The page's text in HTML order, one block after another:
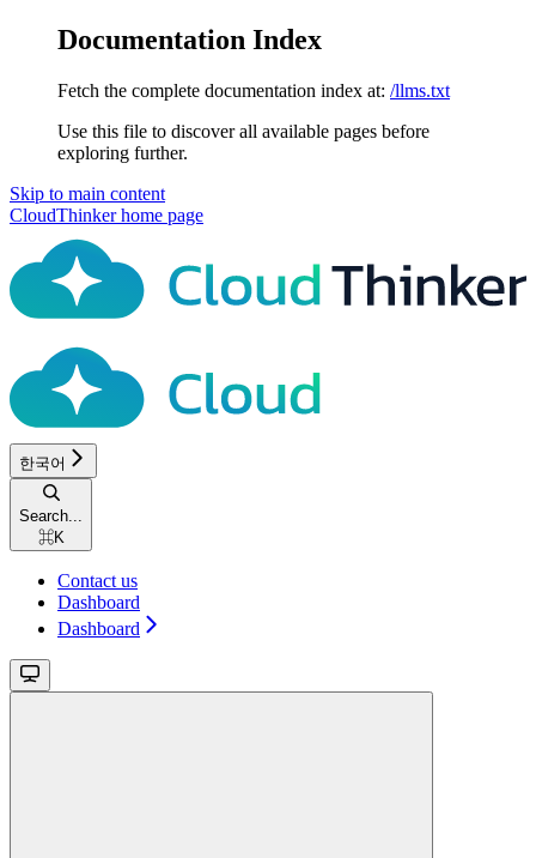
Documentation Index
Fetch the complete documentation index at: /llms.txt
Use this file to discover all available pages before
exploring further.
Skip to main content
CloudThinkerhome page
한국어
Search...
⌘K
Contact us
Dashboard
Dashboard